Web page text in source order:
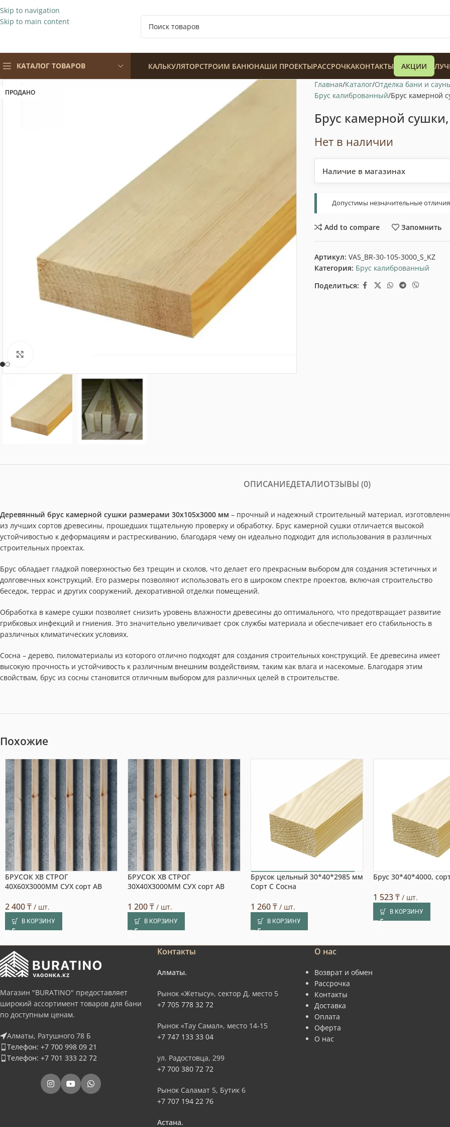
Skip to navigation
Skip to main content
КАТАЛОГ ТОВАРОВ КАЛЬКУЛЯТОРСТРОИМ БАНЮНАШИ ПРОЕКТЫРАССРОЧКАКОНТАКТЫ АКЦИИ
ПРОДАНО
Главная Каталог Отделка бани и
Брус калиброванный Брус камерной
Брус камерной
Нет в наличии
Наличие в магазинах
Допустимы незначительные
Add to compare Запомнить
Артикул: VAS_BR-30-105-3000_S_KZ
Категория: Брус калиброванный
Поделиться:
ОПИСАНИЕДЕТАЛИОТЗЫВЫ (0)
Деревянный брус камерной сушки размерами 30x105x3000 мм – прочный и надежный строительный материал,
из лучших сортов древесины, прошедших тщательную проверку и обработку. Брус камерной сушки отличается высокой
устойчивостью к деформациям и растрескиванию, благодаря чему он идеально подходит для использования в различных
строительных проектах.
Брус обладает гладкой поверхностью без трещин и сколов, что делает его прекрасным выбором для создания эстетичных и
долговечных конструкций. Его размеры позволяют использовать его в широком спектре проектов, включая строительство
беседок, террас и других сооружений, декоративной отделки помещений.
Обработка в камере сушки позволяет снизить уровень влажности древесины до оптимального, что предотвращает развитие
грибковых инфекций и гниения. Это значительно увеличивает срок службы материала и обеспечивает его стабильность в
различных климатических условиях.
Сосна – дерево, пиломатериалы из которого отлично подходят для создания строительных конструкций. Ее древесина имеет
высокую прочность и устойчивость к различным внешним воздействиям, таким как влага и насекомые. Благодаря этим
свойствам, брус из сосны становится отличным выбором для различных целей в строительстве.
Похожие
БРУСОК ХВ СТРОГ
40X60X3000ММ СУХ сорт АВ
2 400₸ / шт.
В КОРЗИНУ
БРУСОК ХВ СТРОГ
30X40X3000ММ СУХ сорт АВ
1 200₸ / шт.
В КОРЗИНУ
Выбор покупателя
Брусок цельный 30*40*2985 мм
Сорт С Сосна
1 260₸/ шт.
В КОРЗИНУ
Брус 30*40*4000,
1 523₸ / шт.
В КОРЗИНУ
Магазин "BURATINO" предоставляет
широкий ассортимент товаров для бани
по доступным ценам.
Алматы, Ратушного 78 Б
Телефон: +7 700 998 09 21
Телефон: +7 701 333 22 72
Контакты
Алматы.
Рынок «Жетысу», сектор Д, место 5
+7 705 778 32 72
Рынок «Тау Самал», место 14-15
+7 747 133 33 04
ул. Радостовца, 299
+7 700 380 72 72
Рынок Саламат 5, Бутик 6
+7 707 194 22 76
Астана.
О нас
Возврат и обмен
Рассрочка
Контакты
Доставка
Оплата
Оферта
О нас